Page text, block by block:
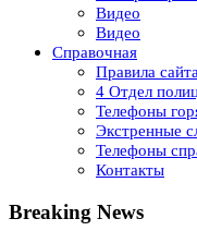
Видео
Видео
Справочная
Правила
4 Отдел
Телефоны
Экстренные
Телефоны
Контакты
Breaking News